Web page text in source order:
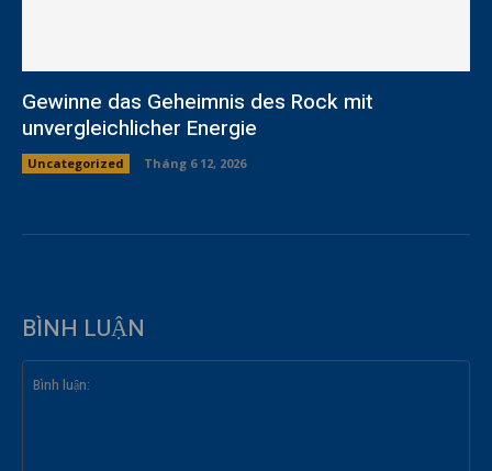
Gewinne das Geheimnis des Rock mit
unvergleichlicher Energie
Uncategorized Tháng 6 12, 2026
BÌNH LUẬN